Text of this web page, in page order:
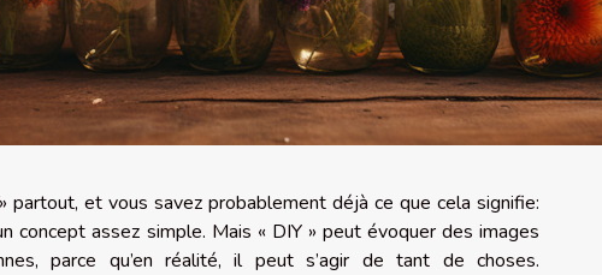
partout, et vous savez probablement déjà ce que cela signifie:
concept assez simple. Mais « DIY » peut évoquer des images
parce qu’en réalité, il peut s’agir de tant de choses.